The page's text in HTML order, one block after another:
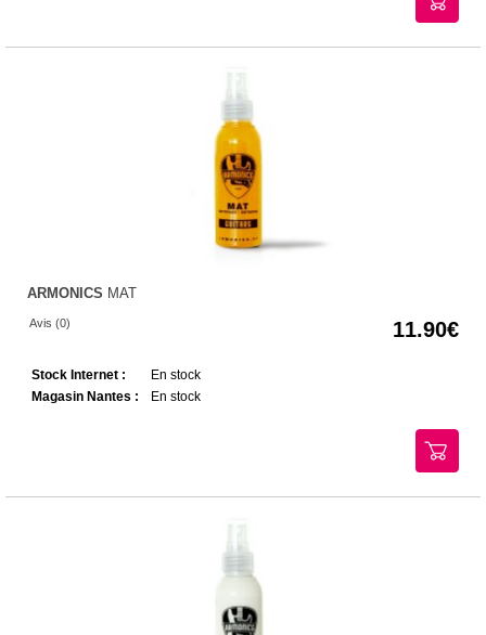
ARMONICS MAT
Avis (0) 11.90
Stock Internet :
En stock
Magasin Nantes :
En stock